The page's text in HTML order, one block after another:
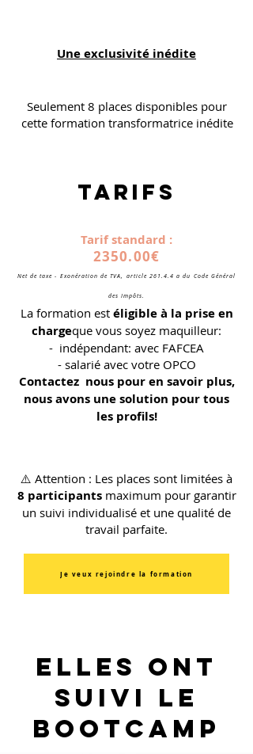
Une exclusivité inédite
Seulement 8 places disponibles pour
cette formation transformatrice inédite
tARIFS
Tarif standard :
2350.00€
Net de taxe - Exonération de TVA, article 261.4.4 a du Code Général
des Impôts.
La formation est éligible à la prise en
chargeque vous soyez maquilleur:
- indépendant: avec FAFCEA
- salarié avec votre OPCO
Contactez nous pour en savoir plus,
nous avons une solution pour tous
les profils!
⚠️ Attention : Les places sont limitées à
8 participantsmaximum pour garantir
un suivi individualisé et une qualité de
travail parfaite.
Je veux rejoindre la formation
elles ont
suivi le
bootcamp